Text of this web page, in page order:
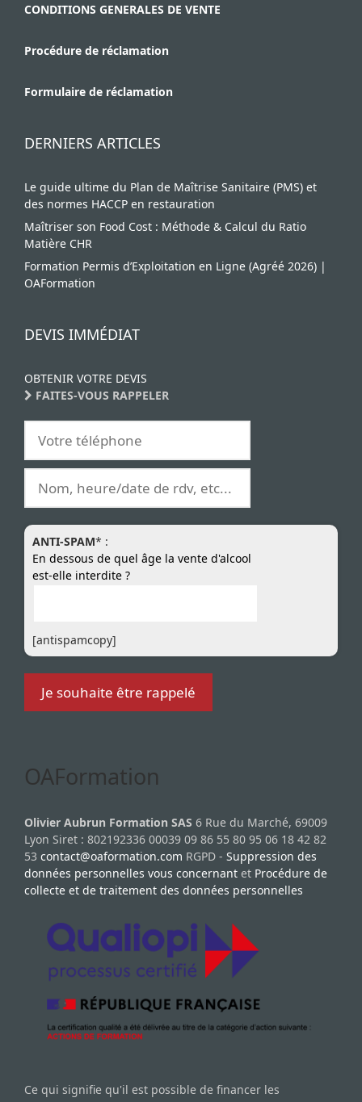
CONDITIONS GENERALES DE VENTE
Procédure de réclamation
Formulaire de réclamation
DERNIERS ARTICLES
Le guide ultime du Plan de Maîtrise Sanitaire (PMS) et
des normes HACCP en restauration
Maîtriser son Food Cost : Méthode & Calcul du Ratio
Matière CHR
Formation Permis d’Exploitation en Ligne (Agréé 2026) |
OAFormation
DEVIS IMMÉDIAT
OBTENIR VOTRE DEVIS
FAITES-VOUS RAPPELER
ANTI-SPAM* :
En dessous de quel âge la vente d'alcool
est-elle interdite ?
[antispamcopy]
OAFormation
Olivier Aubrun Formation SAS 6 Rue du Marché, 69009
Lyon Siret : 802192336 00039 09 86 55 80 95 06 18 42 82
53 contact@oaformation.com RGPD - Suppression des
données personnelles vous concernant et Procédure de
collecte et de traitement des données personnelles
Ce qui signifie qu'il est possible de financer les